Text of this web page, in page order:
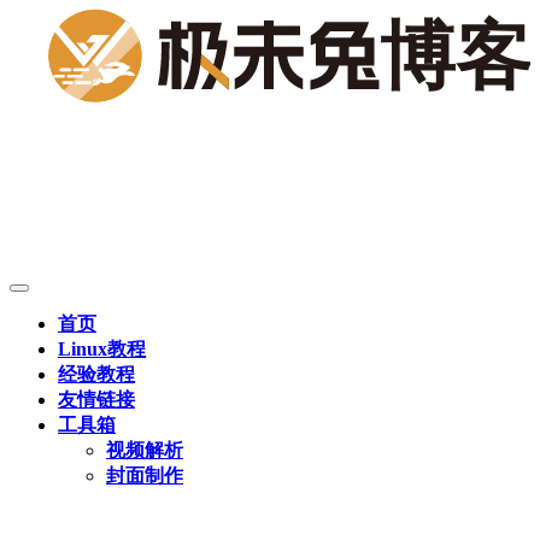
首页
Linux教程
经验教程
友情链接
工具箱
视频解析
封面制作